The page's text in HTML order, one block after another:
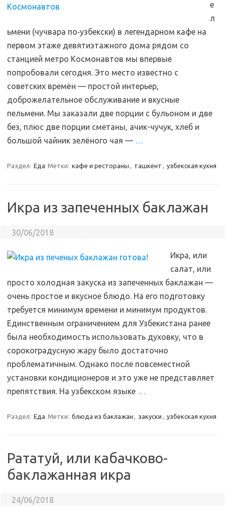
е
л
ьмени (чучвара по‑узбекски) в легендарном кафе на
первом этаже девятиэтажного дома рядом со
станцией метро Космонавтов мы впервые
попробовали сегодня. Это место известно с
советских времён — простой интерьер,
доброжелательное обслуживание и вкусные
пельмени. Мы заказали две порции с бульоном и две
без, плюс две порции сметаны, ачик-чучук, хлеб и
большой чайник зелёного чая — …
Раздел: Еда Метки: кафе и рестораны , ташкент , узбекская кухня
Икра из запеченных баклажан
30/06/2018
Икра, или
салат, или
просто холодная закуска из запеченных баклажан —
очень простое и вкусное блюдо. На его подготовку
требуется минимум времени и минимум продуктов.
Единственным ограничением для Узбекистана ранее
была необходимость использовать духовку, что в
сорокоградусную жару было достаточно
проблематичным. Однако после повсеместной
установки кондиционеров и это уже не представляет
препятствия. На узбекском языке …
Раздел: Еда Метки: блюда из баклажан , закуски , узбекская кухня
Рататуй, или кабачково-
баклажанная икра
24/06/2018